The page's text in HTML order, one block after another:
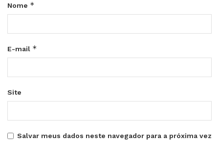
Nome *
E-mail *
Site
Salvar meus dados neste navegador para a próxima vez